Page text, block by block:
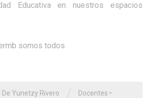
Educativa en nuestros espacios
somos todos.
De Yunetzy Rivero Docentes •